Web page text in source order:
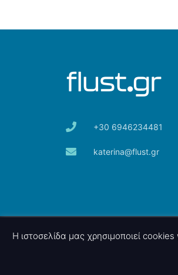
+30 6946234481
katerina@flust.gr
© 2026 nettings, ltd. All
Η ιστοσελίδα μας χρησιμοποιεί